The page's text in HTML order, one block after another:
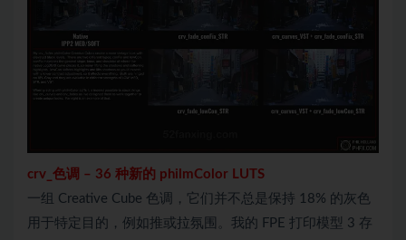
crv_ 色调 – 36 种新的 philmColor LUTS
一组 Creative Cube 色调，它们并不总是保持 18% 的灰色
用于特定目的，例如推或拉氛围。我的 FPE 打印模型 3 存